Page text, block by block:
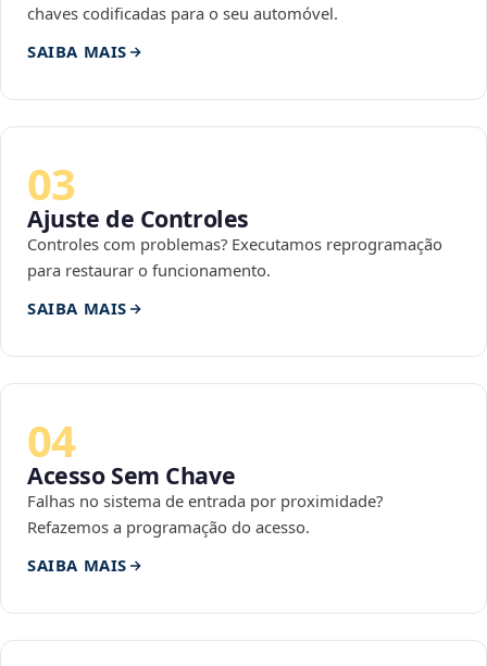
chaves codificadas para o seu automóvel.
SAIBA MAIS
03
Ajuste de Controles
Controles com problemas? Executamos reprogramação
para restaurar o funcionamento.
SAIBA MAIS
04
Acesso Sem Chave
Falhas no sistema de entrada por proximidade?
Refazemos a programação do acesso.
SAIBA MAIS